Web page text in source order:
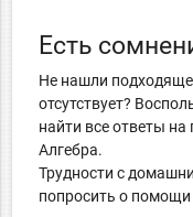
Есть
Не нашли
отсутствует?
найти все ответы
Алгебра.
Трудности с
попросить о помощи